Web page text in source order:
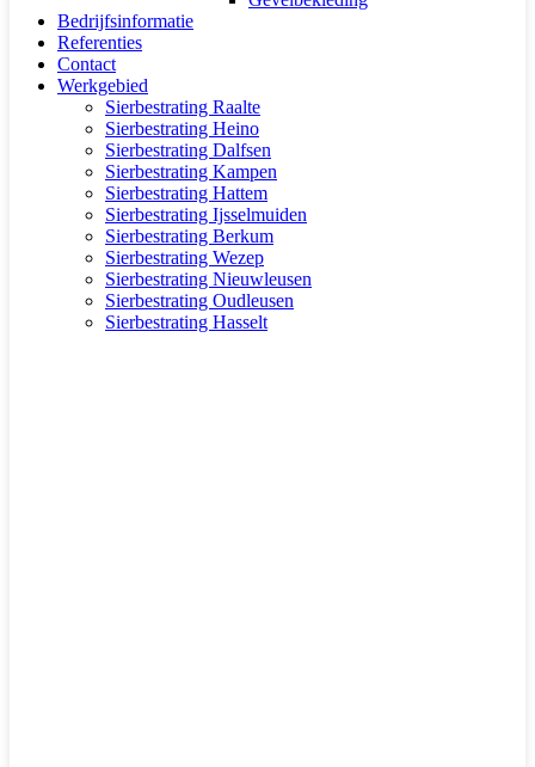
Bedrijfsinformatie
Referenties
Contact
Werkgebied
Sierbestrating Raalte
Sierbestrating Heino
Sierbestrating Dalfsen
Sierbestrating Kampen
Sierbestrating Hattem
Sierbestrating Ijsselmuiden
Sierbestrating Berkum
Sierbestrating Wezep
Sierbestrating Nieuwleusen
Sierbestrating Oudleusen
Sierbestrating Hasselt